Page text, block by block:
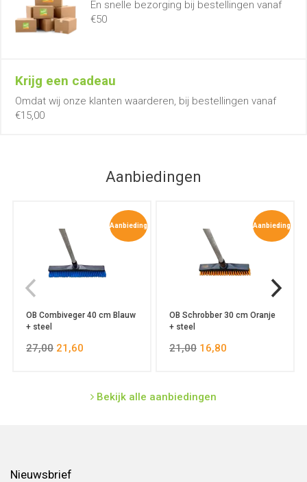
En snelle bezorging bij bestellingen vanaf
€50
Krijg een cadeau
Omdat wij onze klanten waarderen, bij bestellingen vanaf
€15,00
Aanbiedingen
Aanbieding
OB Combiveger 40 cm Blauw
+ steel
27,00 21,60
Aanbieding
OB Schrobber 30 cm Oranje
+ steel
21,00 16,80
Bekijk alle aanbiedingen
Nieuwsbrief